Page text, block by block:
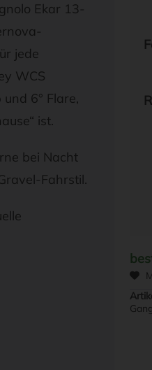
Ekar 13-
jede
WCS
6° Flare,
ist.
bei Nacht
Fahrstil.